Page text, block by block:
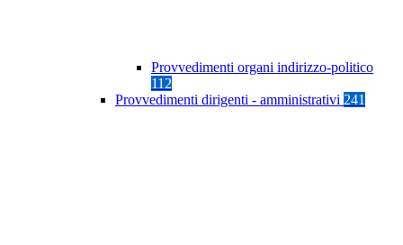
Provvedimenti organi indirizzo-politico
112
Provvedimenti dirigenti - amministrativi 241